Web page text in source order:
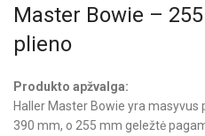
Master Bowie –
plieno
Produkto apžvalga:
Haller Master Bowie yra masyvus
390 mm, o 255 mm geležtė